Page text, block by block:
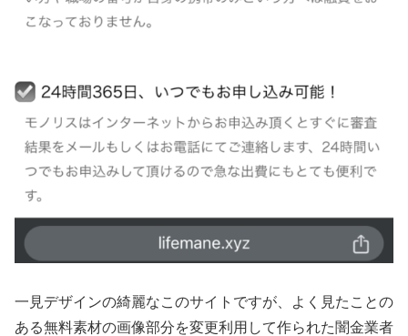
一見デザインの綺麗なこのサイトですが、よく見たことの
ある無料素材の画像部分を変更利用して作られた闇金業者